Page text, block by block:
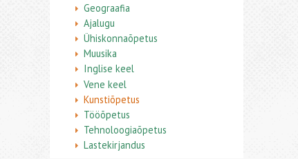
Geograafia
Ajalugu
Ühiskonnaõpetus
Muusika
Inglise keel
Vene keel
Kunstiõpetus
Tööõpetus
Tehnoloogiaõpetus
Lastekirjandus